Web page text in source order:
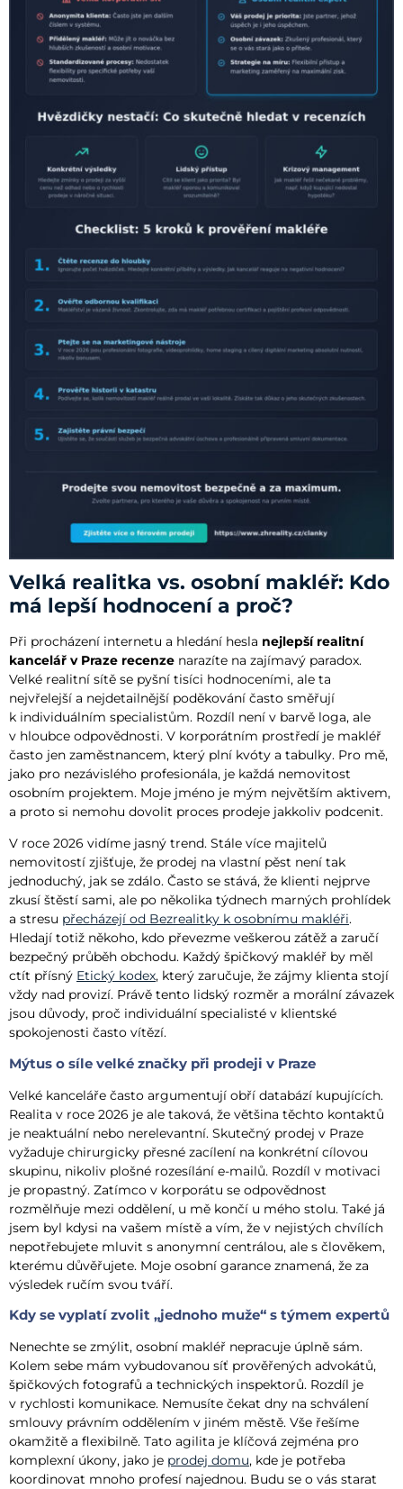
Velká realitka vs. osobní makléř: Kdo
má lepší hodnocení a proč?
Při procházení internetu a hledání hesla nejlepší realitní
kancelář v Praze recenze narazíte na zajímavý paradox.
Velké realitní sítě se pyšní tisíci hodnoceními, ale ta
nejvřelejší a nejdetailnější poděkování často směřují
k individuálním specialistům. Rozdíl není v barvě loga, ale
v hloubce odpovědnosti. V korporátním prostředí je makléř
často jen zaměstnancem, který plní kvóty a tabulky. Pro mě,
jako pro nezávislého profesionála, je každá nemovitost
osobním projektem. Moje jméno je mým největším aktivem,
a proto si nemohu dovolit proces prodeje jakkoliv podcenit.
V roce 2026 vidíme jasný trend. Stále více majitelů
nemovitostí zjišťuje, že prodej na vlastní pěst není tak
jednoduchý, jak se zdálo. Často se stává, že klienti nejprve
zkusí štěstí sami, ale po několika týdnech marných prohlídek
a stresu přecházejí od Bezrealitky k osobnímu makléři.
Hledají totiž někoho, kdo převezme veškerou zátěž a zaručí
bezpečný průběh obchodu. Každý špičkový makléř by měl
ctít přísný Etický kodex, který zaručuje, že zájmy klienta stojí
vždy nad provizí. Právě tento lidský rozměr a morální závazek
jsou důvody, proč individuální specialisté v klientské
spokojenosti často vítězí.
Mýtus o síle velké značky při prodeji v Praze
Velké kanceláře často argumentují obří databází kupujících.
Realita v roce 2026 je ale taková, že většina těchto kontaktů
je neaktuální nebo nerelevantní. Skutečný prodej v Praze
vyžaduje chirurgicky přesné zacílení na konkrétní cílovou
skupinu, nikoliv plošné rozesílání e-mailů. Rozdíl v motivaci
je propastný. Zatímco v korporátu se odpovědnost
rozmělňuje mezi oddělení, u mě končí u mého stolu. Také já
jsem byl kdysi na vašem místě a vím, že v nejistých chvílích
nepotřebujete mluvit s anonymní centrálou, ale s člověkem,
kterému důvěřujete. Moje osobní garance znamená, že za
výsledek ručím svou tváří.
Kdy se vyplatí zvolit „jednoho muže“ s týmem expertů
Nenechte se zmýlit, osobní makléř nepracuje úplně sám.
Kolem sebe mám vybudovanou síť prověřených advokátů,
špičkových fotografů a technických inspektorů. Rozdíl je
v rychlosti komunikace. Nemusíte čekat dny na schválení
smlouvy právním oddělením v jiném městě. Vše řešíme
okamžitě a flexibilně. Tato agilita je klíčová zejména pro
komplexní úkony, jako je prodej domu, kde je potřeba
koordinovat mnoho profesí najednou. Budu se o vás starat